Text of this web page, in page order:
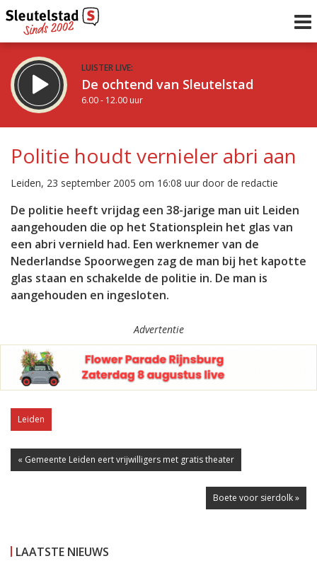
LUISTER LIVE:
De ochtend van Sleutelstad
6.00 - 12.00 uur
De middag van Sleutelstad
12.00 - 17.00 uur
Vorig uur
Volgend uur
Inklappen
Politie houdt vernieler abri aan
Leiden, 23 september 2005 om 16:08 uur door de redactie
De politie heeft vrijdag een 38-jarige man uit Leiden
aangehouden die op het Stationsplein het glas van
een abri vernield had. Een werknemer van de
Nederlandse Spoorwegen zag de man bij het kapotte
glas staan en schakelde de politie in. De man is
aangehouden en ingesloten.
Advertentie
Leiden
« Gemeente Leiden eert vrijwilligers met gratis theater
Boete voor sierdolk »
LAATSTE NIEUWS